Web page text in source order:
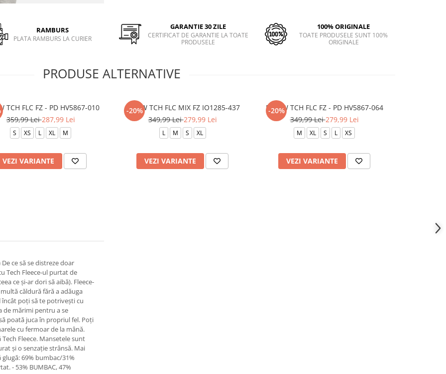
RAMBURS
PLATA RAMBURS LA CURIER
GARANTIE 30 ZILE
CERTIFICAT DE GARANTIE LA TOATE
PRODUSELE
100% ORIGINALE
TOATE PRODUSELE SUNT 100%
ORIGINALE
PRODUSE ALTERNATIVE
TCH FLC FZ - PD HV5867-010
359,99 Lei287,99 Lei
S XS L XL M
VEZI VARIANTE
-20%
B NSW TCH FLC MIX FZ IO1285-437
349,99 Lei279,99 Lei
L M S XL
VEZI VARIANTE
-20%
B NSW TCH FLC FZ - PD HV5867-064
349,99 Lei279,99 Lei
M XL S L XS
VEZI VARIANTE
ce să se distreze doar
Tech Fleece-ul purtat de
ce și-ar dori să aibă). Fleece-
căldură fără a adăuga
poți să te potrivești cu
de mărimi pentru a se
poată juca în propriul fel. Poți
cu fermoar de la mână.
Fleece. Mansetele sunt
și o senzație strânsă. Mai
69% bumbac/31%
- 53% BUMBAC, 47%